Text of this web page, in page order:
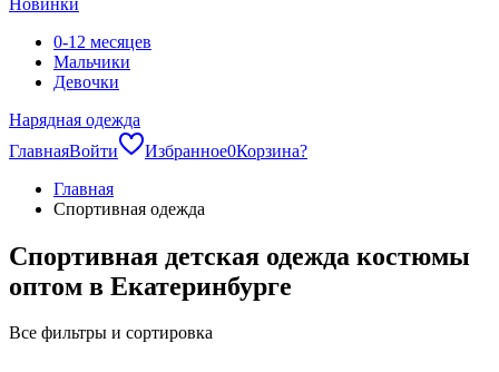
0-12 месяцев
Мальчики
Девочки
Нарядная одежда
ГлавнаяВойти Избранное0Корзина?
Главная
Спортивная одежда
Спортивная детская одежда костюмы
оптом в Екатеринбурге
Все фильтры и сортировка